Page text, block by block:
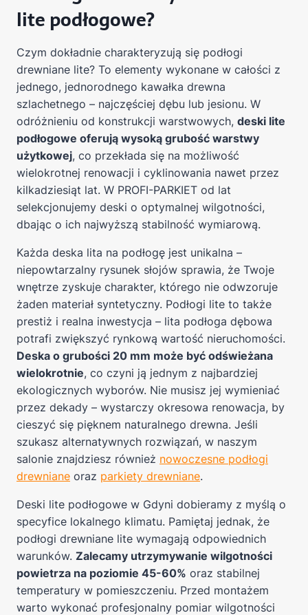
lite podłogowe?
Czym dokładnie charakteryzują się podłogi
drewniane lite? To elementy wykonane w całości z
jednego, jednorodnego kawałka drewna
szlachetnego – najczęściej dębu lub jesionu. W
odróżnieniu od konstrukcji warstwowych, deski lite
podłogowe oferują wysoką grubość warstwy
użytkowej, co przekłada się na możliwość
wielokrotnej renowacji i cyklinowania nawet przez
kilkadziesiąt lat. W PROFI-PARKIET od lat
selekcjonujemy deski o optymalnej wilgotności,
dbając o ich najwyższą stabilność wymiarową.
Każda deska lita na podłogę jest unikalna –
niepowtarzalny rysunek słojów sprawia, że Twoje
wnętrze zyskuje charakter, którego nie odwzoruje
żaden materiał syntetyczny. Podłogi lite to także
prestiż i realna inwestycja – lita podłoga dębowa
potrafi zwiększyć rynkową wartość nieruchomości.
Deska o grubości 20 mm może być odświeżana
wielokrotnie, co czyni ją jednym z najbardziej
ekologicznych wyborów. Nie musisz jej wymieniać
przez dekady – wystarczy okresowa renowacja, by
cieszyć się pięknem naturalnego drewna. Jeśli
szukasz alternatywnych rozwiązań, w naszym
salonie znajdziesz również nowoczesne podłogi
drewniane oraz parkiety drewniane.
Deski lite podłogowe w Gdyni dobieramy z myślą o
specyfice lokalnego klimatu. Pamiętaj jednak, że
podłogi drewniane lite wymagają odpowiednich
warunków. Zalecamy utrzymywanie wilgotności
powietrza na poziomie 45-60% oraz stabilnej
temperatury w pomieszczeniu. Przed montażem
warto wykonać profesjonalny pomiar wilgotności